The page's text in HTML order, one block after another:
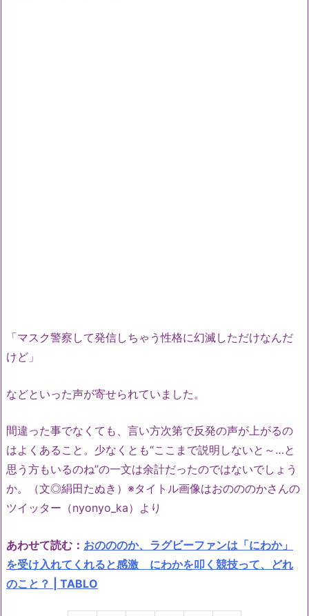
「マスク警察して発信しちゃう性格に幻滅しただけなんだ
けど」
などといった声が寄せられていました。
間違った事でなくても、言い方次第で反発の声が上がるの
はよくあること。少なくとも“ここまで説明しないと～…と
思う方もいるのね”の一文は余計だったのではないでしょう
か。（文◎絹田たぬき）※タイトル画像はおのののかさんの
ツイッター（nyonyo_ka）より
あわせて読む： おのののか、ラグビーファンは「にわか」
を受け入れてくれると感激 にわかを叩く競技って、どれ
のこと？ | TABLO